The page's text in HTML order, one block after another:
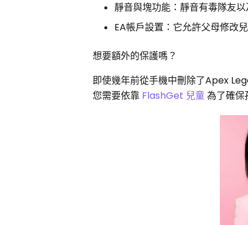
靜音與塊功能：靜音有毒隊友
EA帳戶設置：它允許父母修改
想要額外的保護嗎？
即使幾年前從手機中刪除了Apex
您需要依靠 FlashGet 兒童為了確保